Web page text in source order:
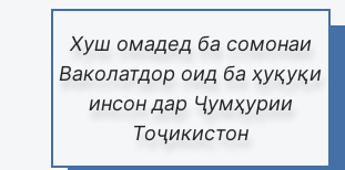
Хуш омадед ба сомонаи
Ваколатдор оид ба ҳуқуқи
инсон дар Ҷумҳурии
Тоҷикистон